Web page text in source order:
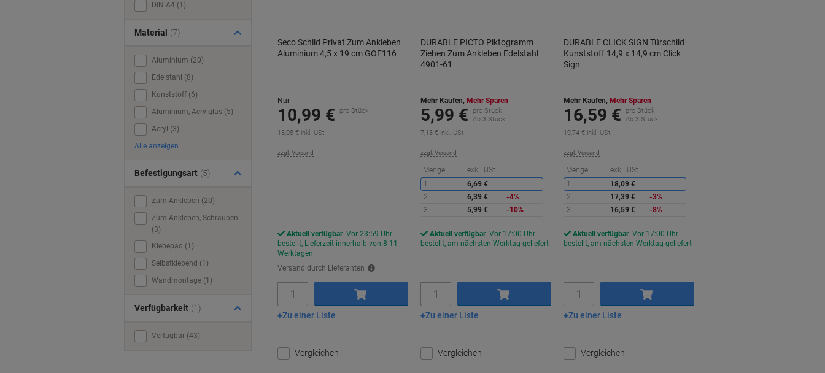
Seco Schild Privat Zum Ankleben
Aluminium 4,5 x 19 cm GOF116
Nur
10,99 € pro Stück
13,08 € inkl. USt
zzgl. Versand
Aktuell verfügbar Vor 23:59 Uhr
bestellt, Lieferzeit innerhalb von 8-11
Werktagen
Versand durch Lieferanten
Menge
In den Warenkorb
Zu einer Liste
Vergleichen
DURABLE PICTO Piktogramm
Ziehen Zum Ankleben Edelstahl
4901-61
Mehr Kaufen,Mehr Sparen
5,99 €
pro Stück
Ab 3 Stück
7,13 € inkl. USt
zzgl. Versand
Menge exkl. USt
sparen
1
6,69 €
2
6,39 €
-4%
3+
5,99 € -10%
Aktuell verfügbar Vor 17:00 Uhr
bestellt, am nächsten Werktag geliefert
Menge
In den Warenkorb
Zu einer Liste
Vergleichen
DURABLE CLICK SIGN Türschild
Kunststoff 14,9 x 14,9 cm Click
Sign
Mehr Kaufen,Mehr Sparen
16,59 €
pro Stück
Ab 3 Stück
19,74 € inkl. USt
zzgl. Versand
Menge exkl. USt
1
18,09 €
2
17,39 €
-3%
3+
16,59 € -8%
Aktuell verfügbar Vor 17:00 Uhr
bestellt, am nächsten Werktag geliefert
Menge
In den Warenkorb
Zu einer Liste
Vergleichen
DIN A4 (1)
Material (7)
Aluminium (20)
Edelstahl (8)
Kunststoff (6)
Aluminium, Acrylglas (5)
Acryl (3)
Alle anzeigen
Befestigungsart (5)
Zum Ankleben (20)
Zum Ankleben, Schrauben
(3)
Klebepad (1)
Selbstklebend (1)
Wandmontage (1)
Verfügbarkeit (1)
Verfügbar (43)